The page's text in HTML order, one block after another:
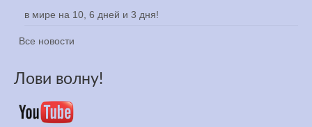
в мире на 10, 6 дней и 3 дня!
Все новости
Лови волну!